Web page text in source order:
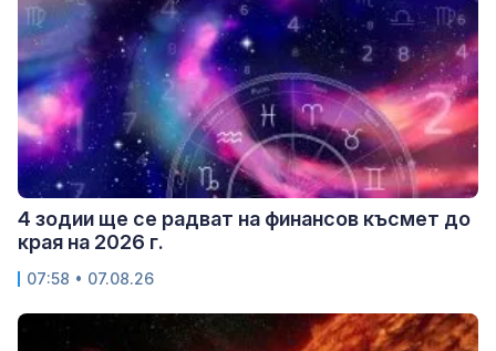
4 зодии ще се радват на финансов късмет до
края на 2026 г.
07:58 • 07.08.26